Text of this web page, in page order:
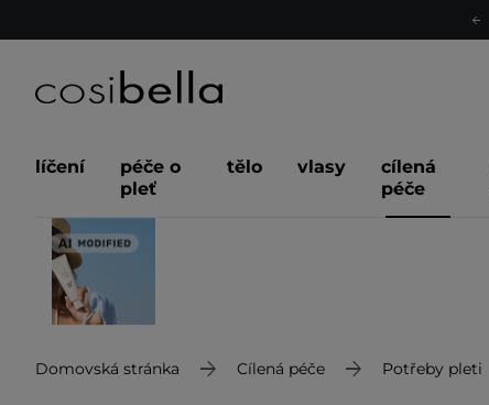
líčení
péče o
pleť
tělo vlasy
cílená
péče
Domovská stránka Cílená péče Potřeby pleti